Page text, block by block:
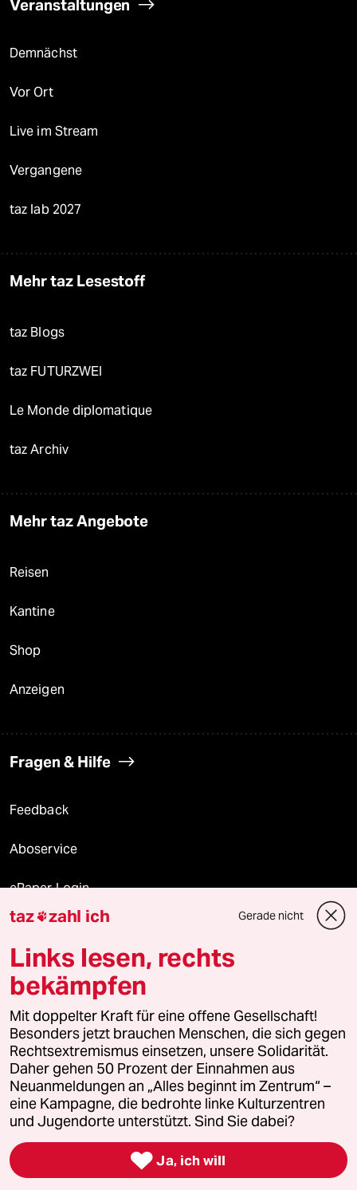
Veranstaltungen
Demnächst
Vor Ort
Live im Stream
Vergangene
taz lab 2027
Mehr taz Lesestoff
taz Blogs
taz FUTURZWEI
Le Monde diplomatique
taz Archiv
Mehr taz Angebote
Reisen
Kantine
Shop
Anzeigen
Fragen & Hilfe
Feedback
Aboservice
ePaper Login
Downloads für Abonnierende
© 2026 taz Verlags und Vertriebs GmbH
Alle Rechte vorbehalten. Bei rechtlichen Fragen oder für Genehmigungen
wenden Sie sich bitte an lizenzen@taz.de
Feedback Redaktionsstatut Kommune-Richtlinien
Leitlinie Informant Datenschutz Impressum AGB
Seitenwende Einwilligungen widerrufen (Ads)
taz zahl ich Gerade nicht
Links lesen, rechts
bekämpfen
Mit doppelter Kraft für eine offene Gesellschaft!
Besonders jetzt brauchen Menschen, die sich gegen
Rechtsextremismus einsetzen, unsere Solidarität.
Daher gehen 50 Prozent der Einnahmen aus
Neuanmeldungen an „Alles beginnt im Zentrum“ –
eine Kampagne, die bedrohte linke Kulturzentren
und Jugendorte unterstützt. Sind Sie dabei?
 Ja, ich will